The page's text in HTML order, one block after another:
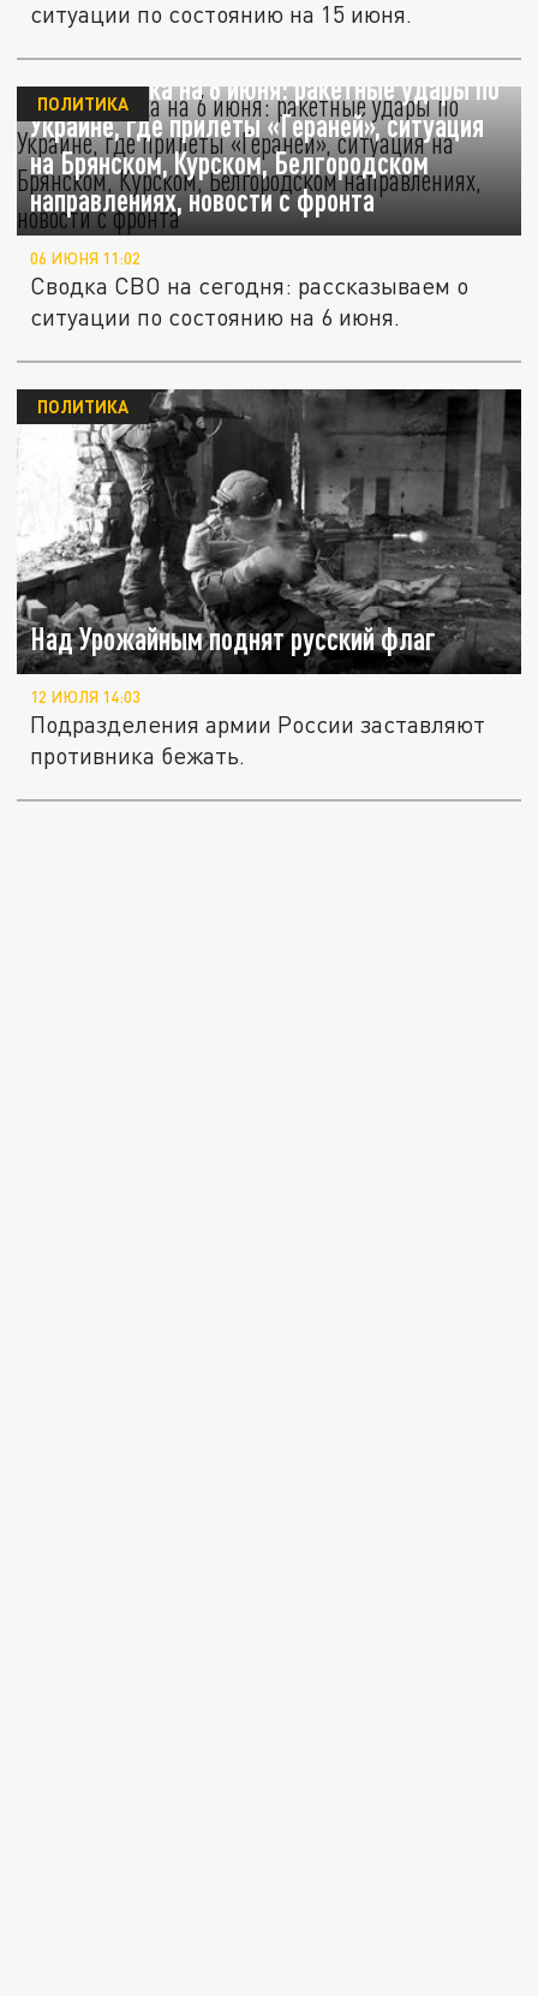
ситуации по состоянию на 15 июня.
СВО – сводка на 6 июня: ракетные удары по
Украине, где прилеты «Гераней», ситуация
на Брянском, Курском, Белгородском
направлениях, новости с фронта
ПОЛИТИКА
06 ИЮНЯ 11:02
Сводка СВО на сегодня: рассказываем о
ситуации по состоянию на 6 июня.
Над Урожайным поднят русский флаг
ПОЛИТИКА
12 ИЮЛЯ 14:03
Подразделения армии России заставляют
противника бежать.